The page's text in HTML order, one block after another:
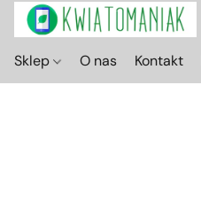
Sklep O nas Kontakt